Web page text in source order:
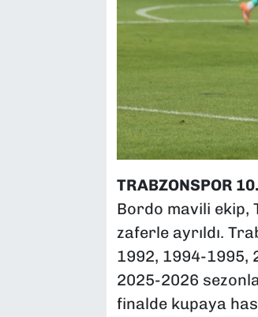
TRABZONSPOR
Bordo mavili ekip,
zaferle ayrıldı.
1992, 1994-1995,
2025-2026
finalde kupaya